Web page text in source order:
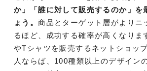
か」「誰に対して販売するのか」を
ょう。商品とターゲット層がよりニ
るほど、成功する確率が高くなりま
やTシャツを販売するネットショッ
人ならば、100種類以上のデザイン